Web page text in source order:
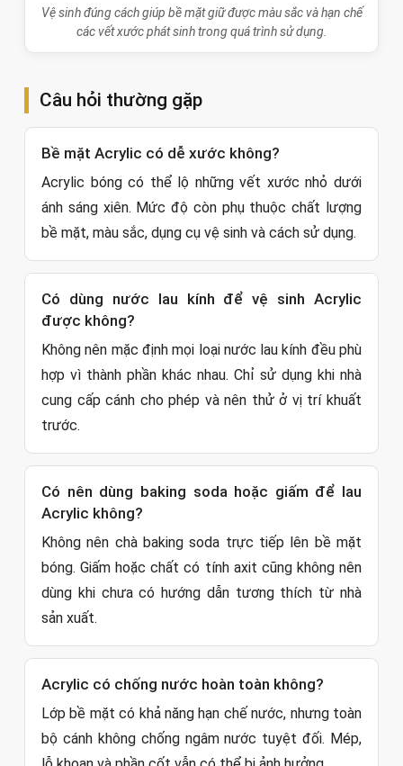
Vệ sinh đúng cách giúp bề mặt giữ được màu sắc và hạn chế
các vết xước phát sinh trong quá trình sử dụng.
Câu hỏi thường gặp
Bề mặt Acrylic có dễ xước không?
Acrylic bóng có thể lộ những vết xước nhỏ dưới
ánh sáng xiên. Mức độ còn phụ thuộc chất lượng
bề mặt, màu sắc, dụng cụ vệ sinh và cách sử dụng.
Có dùng nước lau kính để vệ sinh Acrylic
được không?
Không nên mặc định mọi loại nước lau kính đều phù
hợp vì thành phần khác nhau. Chỉ sử dụng khi nhà
cung cấp cánh cho phép và nên thử ở vị trí khuất
trước.
Có nên dùng baking soda hoặc giấm để lau
Acrylic không?
Không nên chà baking soda trực tiếp lên bề mặt
bóng. Giấm hoặc chất có tính axit cũng không nên
dùng khi chưa có hướng dẫn tương thích từ nhà
sản xuất.
Acrylic có chống nước hoàn toàn không?
Lớp bề mặt có khả năng hạn chế nước, nhưng toàn
bộ cánh không chống ngâm nước tuyệt đối. Mép,